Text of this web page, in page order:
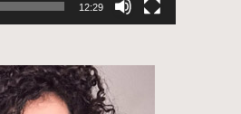
12:29